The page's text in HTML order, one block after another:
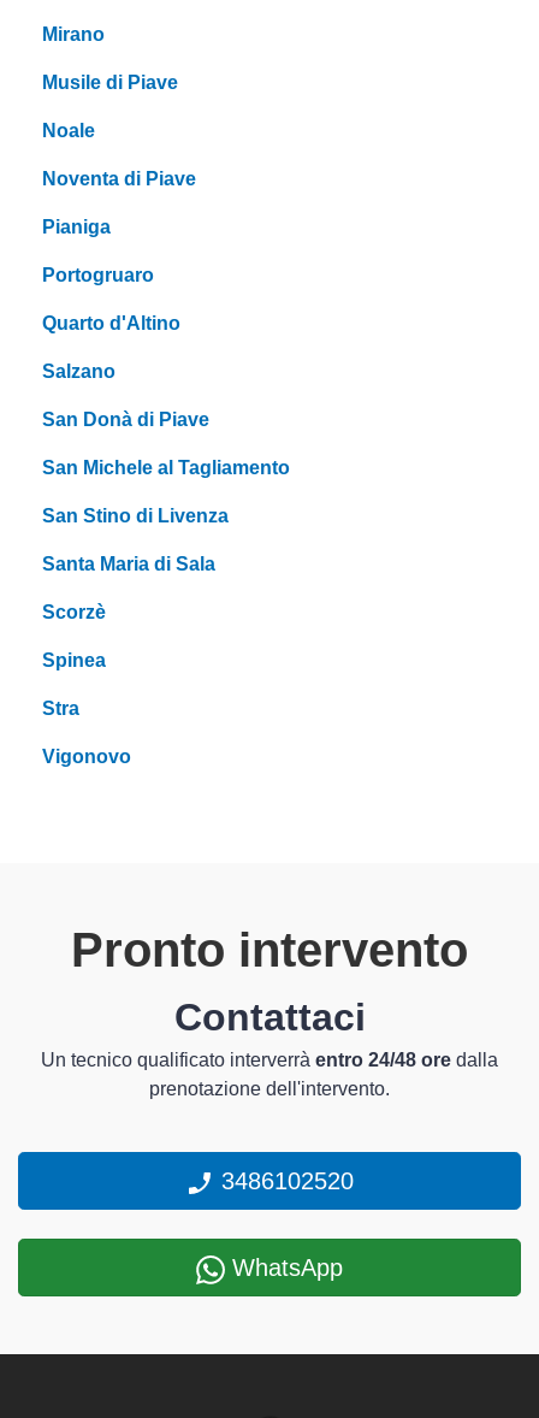
Mirano
Musile di Piave
Noale
Noventa di Piave
Pianiga
Portogruaro
Quarto d'Altino
Salzano
San Donà di Piave
San Michele al Tagliamento
San Stino di Livenza
Santa Maria di Sala
Scorzè
Spinea
Stra
Vigonovo
Pronto intervento
Contattaci
Un tecnico qualificato interverrà entro 24/48 ore dalla
prenotazione dell'intervento.
3486102520
WhatsApp